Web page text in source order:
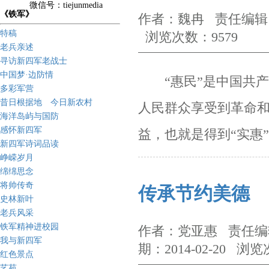
微信号：tiejunmedia
《铁军》
特稿
老兵亲述
寻访新四军老战士
中国梦·边防情
多彩军营
昔日根据地 今日新农村
海洋岛屿与国防
感怀新四军
新四军诗词品读
峥嵘岁月
绵绵思念
将帅传奇
史林新叶
老兵风采
铁军精神进校园
我与新四军
红色景点
作者：魏冉 责任编
浏览次数：9579
“惠民”是中国共产
人民群众享受到革命
益，也就是得到“实惠
传承节约美德
作者：党亚惠 责任
期：2014-02-20 浏览